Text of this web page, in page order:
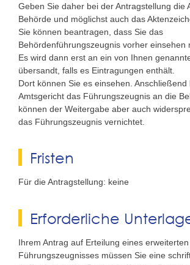
Geben Sie daher bei der Antragstellung die
Behörde und möglichst auch das
Sie können beantragen, dass Sie das
Behördenführungszeugnis vorher einsehen
Es wird dann erst an ein von Ihnen
übersandt, falls es Eintragungen enthält.
Dort können Sie es einsehen. Anschließend
Amtsgericht das Führungszeugnis an die
können der Weitergabe aber auch
das Führungszeugnis vernichtet.
Fristen
Für die Antragstellung: keine
Erforderliche
Ihrem Antrag auf Erteilung eines erweiterten
Führungszeugnisses müssen Sie eine